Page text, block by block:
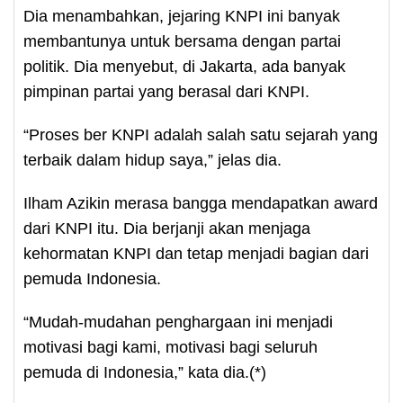
Dia menambahkan, jejaring KNPI ini banyak
membantunya untuk bersama dengan partai
politik. Dia menyebut, di Jakarta, ada banyak
pimpinan partai yang berasal dari KNPI.
“Proses ber KNPI adalah salah satu sejarah yang
terbaik dalam hidup saya,” jelas dia.
Ilham Azikin merasa bangga mendapatkan award
dari KNPI itu. Dia berjanji akan menjaga
kehormatan KNPI dan tetap menjadi bagian dari
pemuda Indonesia.
“Mudah-mudahan penghargaan ini menjadi
motivasi bagi kami, motivasi bagi seluruh
pemuda di Indonesia,” kata dia.(*)